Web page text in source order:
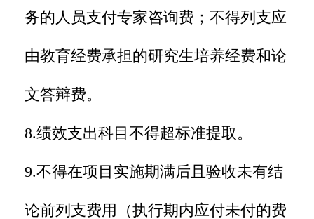
务的人员支付专家咨询费；不得列支应
由教育经费承担的研究生培养经费和论
文答辩费。
8.绩效支出科目不得超标准提取。
9.不得在项目实施期满后且验收未有结
论前列支费用（执行期内应付未付的费